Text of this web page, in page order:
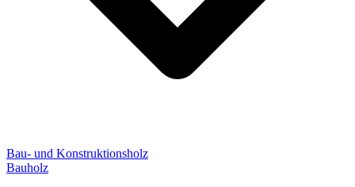
Bau- und Konstruktionsholz
Bauholz